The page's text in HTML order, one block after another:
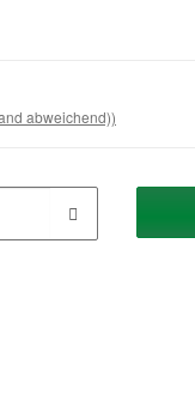
abweichend))